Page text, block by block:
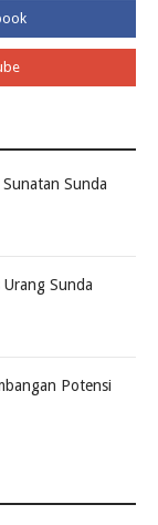
Sunda
Sunda
Potensi